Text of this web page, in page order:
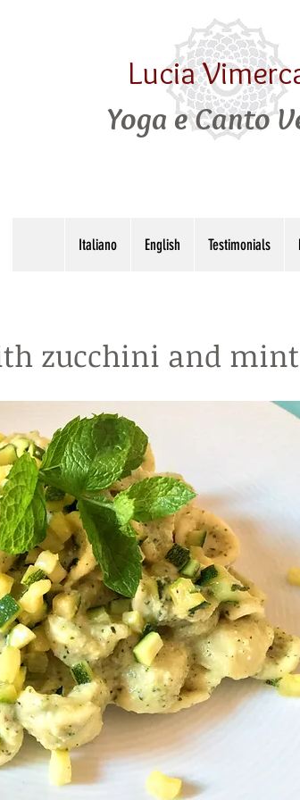
Lucia
Yoga e Canto
Italiano English Testimonials
zucchini and